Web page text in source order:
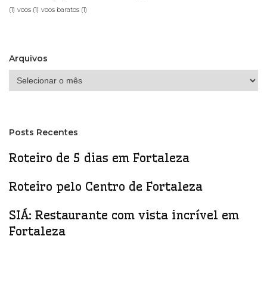
(1) voos (1) voos baratos (1)
Arquivos
Arquivos
Posts Recentes
Roteiro de 5 dias em Fortaleza
Roteiro pelo Centro de Fortaleza
SIÁ: Restaurante com vista incrível em
Fortaleza